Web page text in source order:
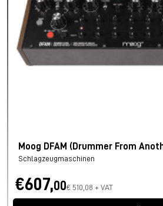
Moog DFAM (Drummer From
Schlagzeugmaschinen
€607,00€ 510,08 + VAT